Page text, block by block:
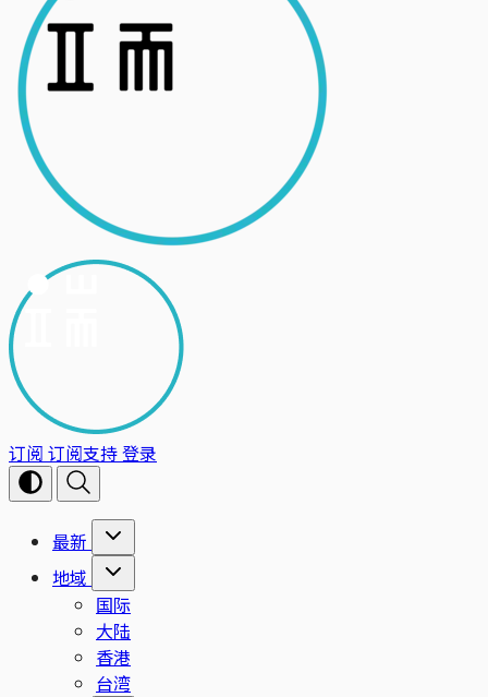
订阅 订阅支持登录
最新
地域
国际
大陆
香港
台湾